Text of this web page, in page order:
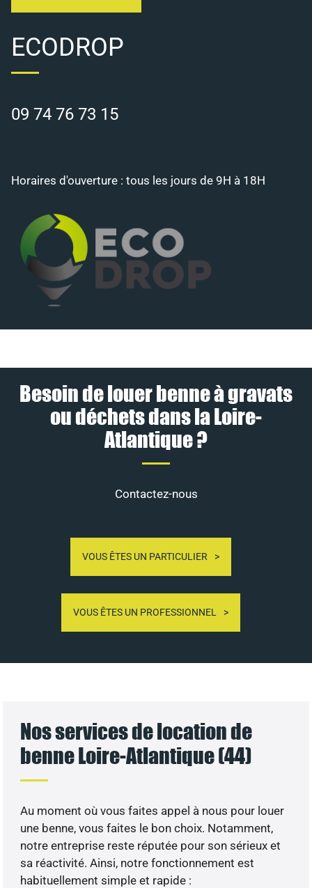
ECODROP
09 74 76 73 15
Horaires d'ouverture : tous les jours de 9H à 18H
Besoin de louer benne à gravats
ou déchets dans la Loire-
Atlantique ?
Contactez-nous
VOUS ÊTES UN PARTICULIER
VOUS ÊTES UN PROFESSIONNEL
Nos services de location de
benne Loire-Atlantique (44)
Au moment où vous faites appel à nous pour louer
une benne, vous faites le bon choix. Notamment,
notre entreprise reste réputée pour son sérieux et
sa réactivité. Ainsi, notre fonctionnement est
habituellement simple et rapide :